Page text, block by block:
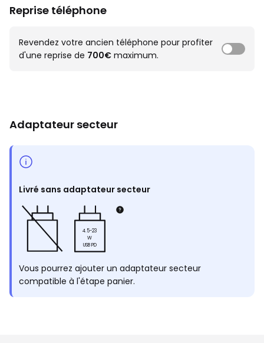
Reprise téléphone
Revendez votre ancien téléphone pour profiter
d'une reprise de 700€ maximum.
Adaptateur secteur
Livré sans adaptateur secteur
4.5-23
W
USB PD
Vous pourrez ajouter un adaptateur secteur
compatible à l'étape panier.